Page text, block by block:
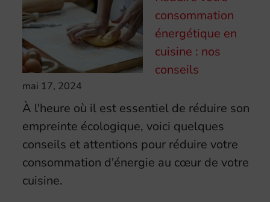
consommation
énergétique en
cuisine : nos
conseils
mai 17, 2024
À l'heure où il est essentiel de réduire son
empreinte écologique, voici quelques
conseils et attentions pour réduire votre
consommation d'énergie au cœur de votre
cuisine.